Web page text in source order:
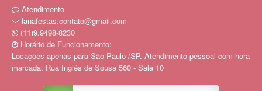
Atendimento
lanafestas.contato@gmail.com
(11)9.9498-8230
Horário de Funcionamento:
Locações apenas para São Paulo /SP. Atendimento pessoal com hora
marcada. Rua Inglês de Sousa 560 - Sala 10